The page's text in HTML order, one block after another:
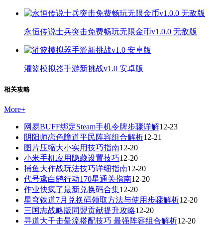
永恒传说士兵突击免费畅玩无限金币v1.0.0 无敌版
灌篮模拟器手游新挑战v1.0 安卓版
相关攻略
More+
网易BUFF绑定Steam手机令牌步骤详解12-23
阴阳师恋色障道平民阵容组合解析12-21
图片压缩大小实用技巧指南12-20
小米手机应用隐藏设置技巧12-20
捕鱼大作战玩法技巧详细指南12-20
代号鸢白鹄行动170星通关指南12-20
作业快疯了最新兑换码合集12-20
星穹铁道7月兑换码领取方法与使用步骤解析12-20
三国志战略版同盟贡献提升攻略12-20
寻道大千击晕流搭配技巧 最强阵容组合解析12-20